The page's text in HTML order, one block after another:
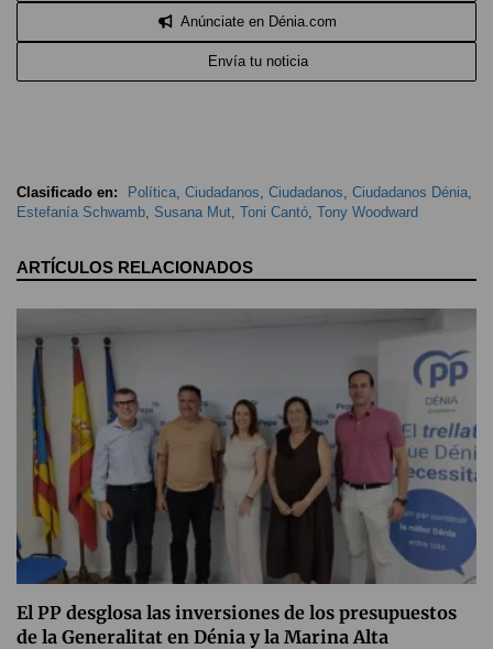
Anúnciate en Dénia.com
Envía tu noticia
Clasificado en: Política Ciudadanos Ciudadanos Ciudadanos Dénia
Estefanía Schwamb Susana Mut Toni Cantó Tony Woodward
ARTÍCULOS RELACIONADOS
El PP desglosa las inversiones de los presupuestos
de la Generalitat en Dénia y la Marina Alta